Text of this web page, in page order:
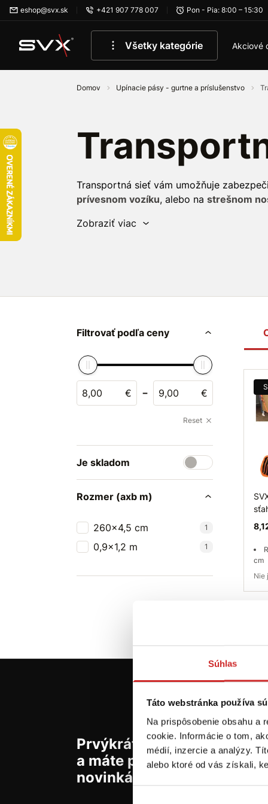
Súhlas
Táto webstránka používa
Na prispôsobenie obsahu a
cookie. Informácie o tom,
médií, inzercie a analýzy.
alebo ktoré od vás získali,
Preskočiť na hlavný obsah
eshop@svx.sk +421 907 778 007 Pon - Pia: 8:00 – 15:30
Všetky kategórie Akciové
Domov Upínacie pásy - gurtne a príslušenstvo
Transportná sieť vám umožňuje
prívesnom vozíku, alebo na strešnom
pružného materiálu
Zobraziť viac
Filtrovať podľa ceny
€ - €
Reset
Je skladom
Rozmer (axb m)
260x4,5 cm 1
0,9x1,2 m 1
cm
Prvýkrát na svx.sk?
a máte prehľad o
novinkách a akciách.